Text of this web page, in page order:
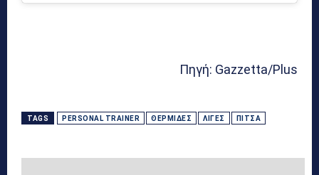
Πηγή: Gazzetta/Plus
TAGS PERSONAL TRAINER ΘΕΡΜΊΔΕΣ ΛΊΓΕΣ ΠΊΤΣΑ